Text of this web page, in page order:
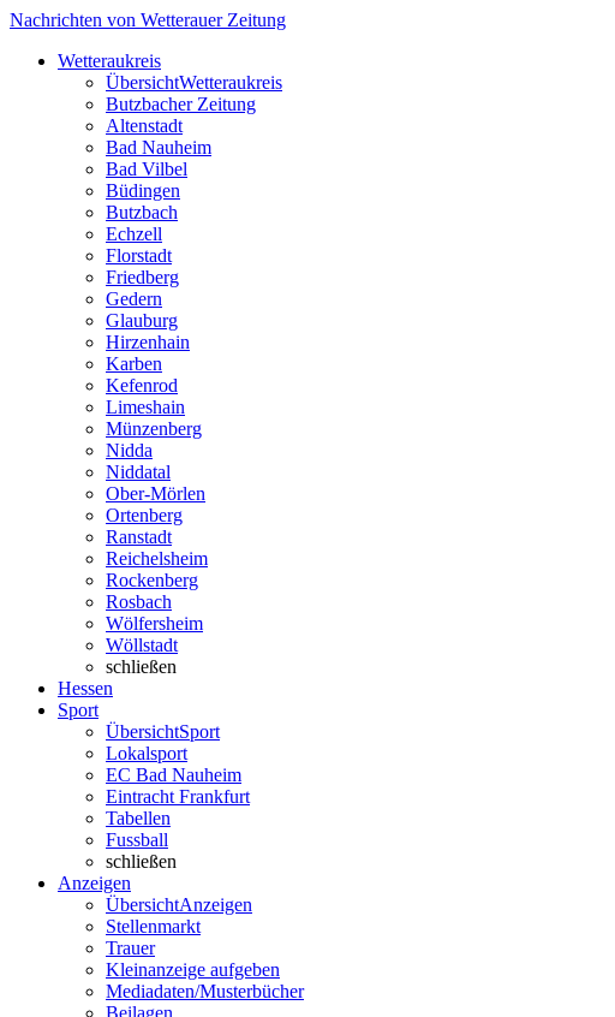
Nachrichten von Wetterauer Zeitung
Wetteraukreis
ÜbersichtWetteraukreis
Butzbacher Zeitung
Altenstadt
Bad Nauheim
Bad Vilbel
Büdingen
Butzbach
Echzell
Florstadt
Friedberg
Gedern
Glauburg
Hirzenhain
Karben
Kefenrod
Limeshain
Münzenberg
Nidda
Niddatal
Ober-Mörlen
Ortenberg
Ranstadt
Reichelsheim
Rockenberg
Rosbach
Wölfersheim
Wöllstadt
schließen
Hessen
Sport
ÜbersichtSport
Lokalsport
EC Bad Nauheim
Eintracht Frankfurt
Tabellen
Fussball
schließen
Anzeigen
ÜbersichtAnzeigen
Stellenmarkt
Trauer
Kleinanzeige aufgeben
Mediadaten/Musterbücher
Beilagen